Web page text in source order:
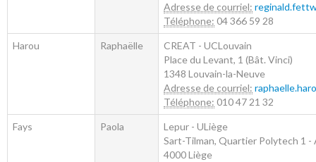
Adresse de courriel:
Téléphone: 04 366 59 28
Harou Raphaëlle
CREAT - UCLouvain
Place du Levant, 1 (Bât. Vinci)
1348 Louvain-la-Neuve
Adresse de courriel:
Téléphone: 010 47 21 32
Fays Paola
Lepur - ULiège
Sart-Tilman, Quartier Polytech 1 -
4000Liège